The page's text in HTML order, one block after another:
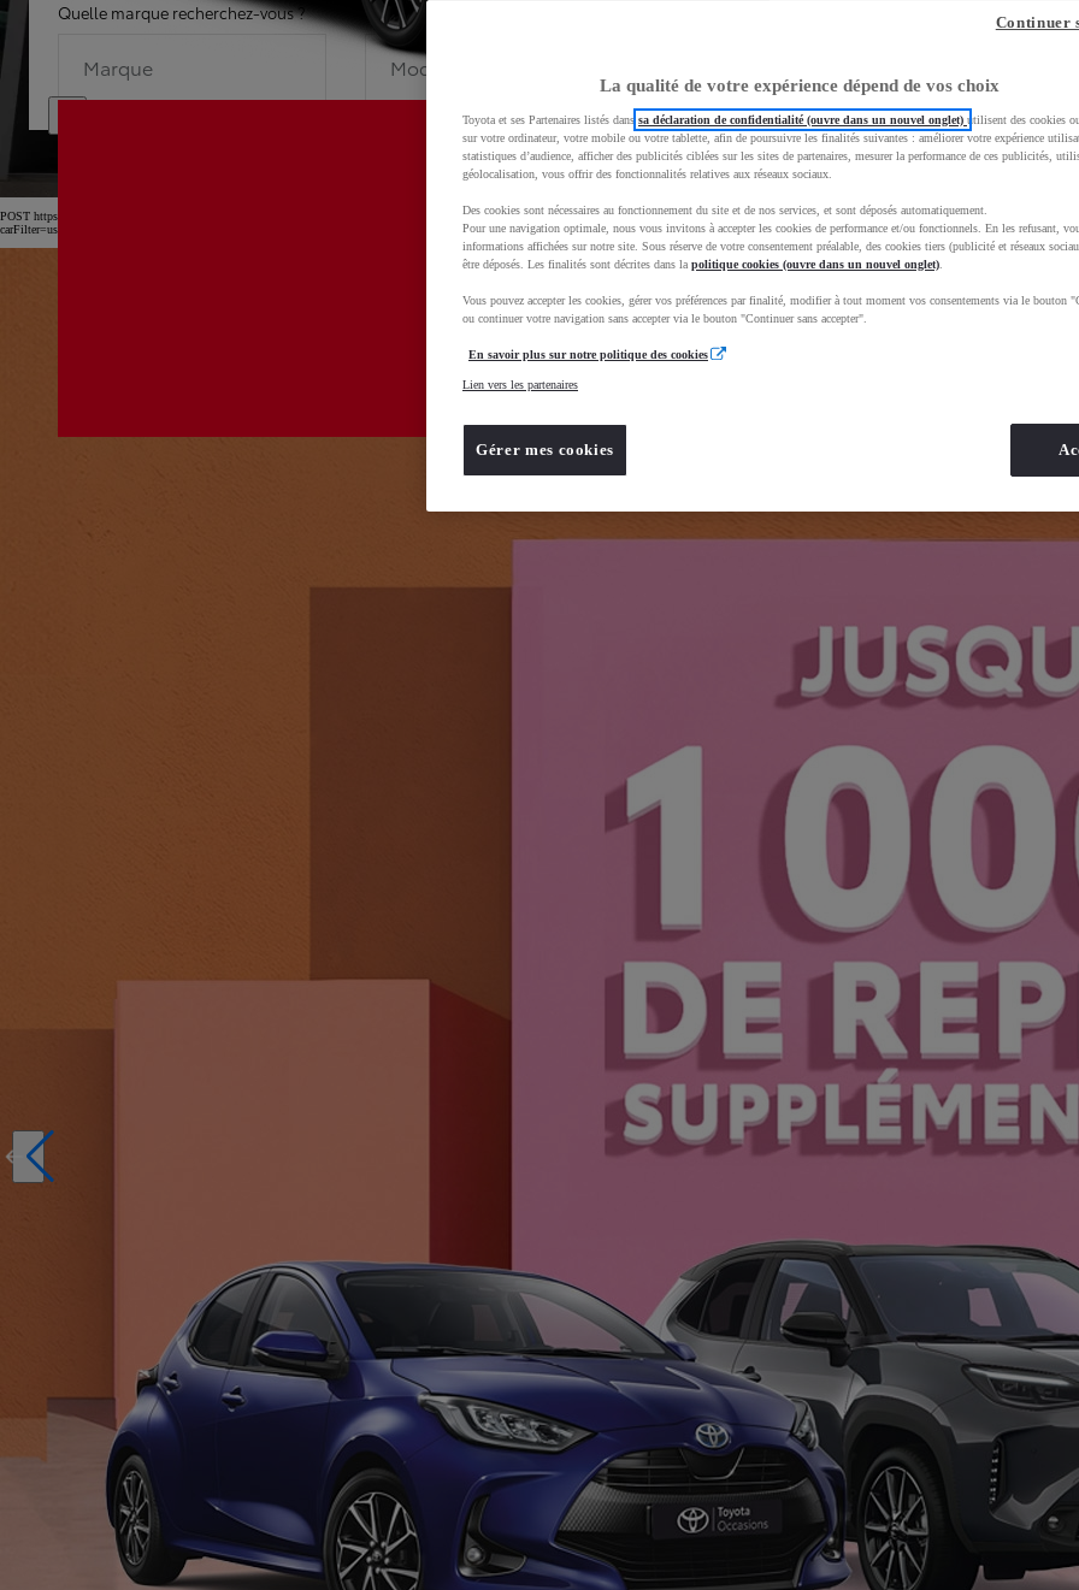
Quelle marque recherchez-vous ?
Marque
Quel modèle recherchez-vous ?
Modèle
Dans quelle
POST https://usc-webcomponents.toyota-europe.com/v1/car-filter-header/fr/fr?
La qualité de votre expérience dépend de vos choix
Toyota et ses Partenaires listés dans sa déclaration de confidentialité (ouvre dans un nouvel onglet) utilisent des cookies
sur votre ordinateur, votre mobile ou votre tablette, afin de poursuivre les finalités suivantes : améliorer votre expérience
statistiques d’audience, afficher des publicités ciblées sur les sites de partenaires, mesurer la performance de ces publicités,
géolocalisation, vous offrir des fonctionnalités relatives aux réseaux sociaux.
Des cookies sont nécessaires au fonctionnement du site et de nos services, et sont déposés automatiquement.
Pour une navigation optimale, nous vous invitons à accepter les cookies de performance et/ou fonctionnels. En les refusant,
informations affichées sur notre site. Sous réserve de votre consentement préalable, des cookies tiers (publicité et réseaux
être déposés. Les finalités sont décrites dans la politique cookies (ouvre dans un nouvel onglet)
Vous pouvez accepter les cookies, gérer vos préférences par finalité, modifier à tout moment vos consentements via le bouton
ou continuer votre navigation sans accepter via le bouton "Continuer sans accepter".
En savoir plus sur notre politique des cookies
Lien vers les partenaires
Gérer mes cookies
Continuer